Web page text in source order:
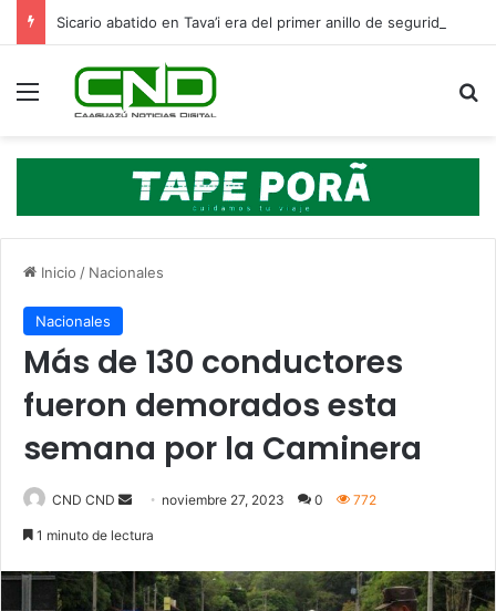
Menú
Inicio / Nacionales
Nacionales
Más de 130 conductores
fueron demorados esta
semana por la Caminera
CND CND
Send noviembre 27, 2023 0 772
1 minuto de lectura